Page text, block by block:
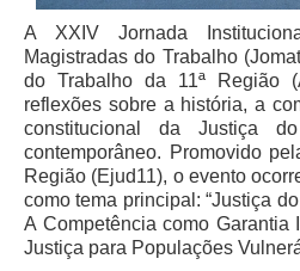
Comitê Gestor Regional do
Processuais Unificadas
Comitê do Datajud
Comissão Regional de
Dados
Comissão de Ética
Comitê de Priorização do
Comissão de Uniformização
A XXIV Jornada
Magistradas do Trabalho
do Trabalho da 11ª Região
reflexões sobre a história, a
constitucional da Justiça
contemporâneo. Promovido
Região (Ejud11), o evento
como tema principal: “Justiça
A Competência como Garantia
Justiça para Populações